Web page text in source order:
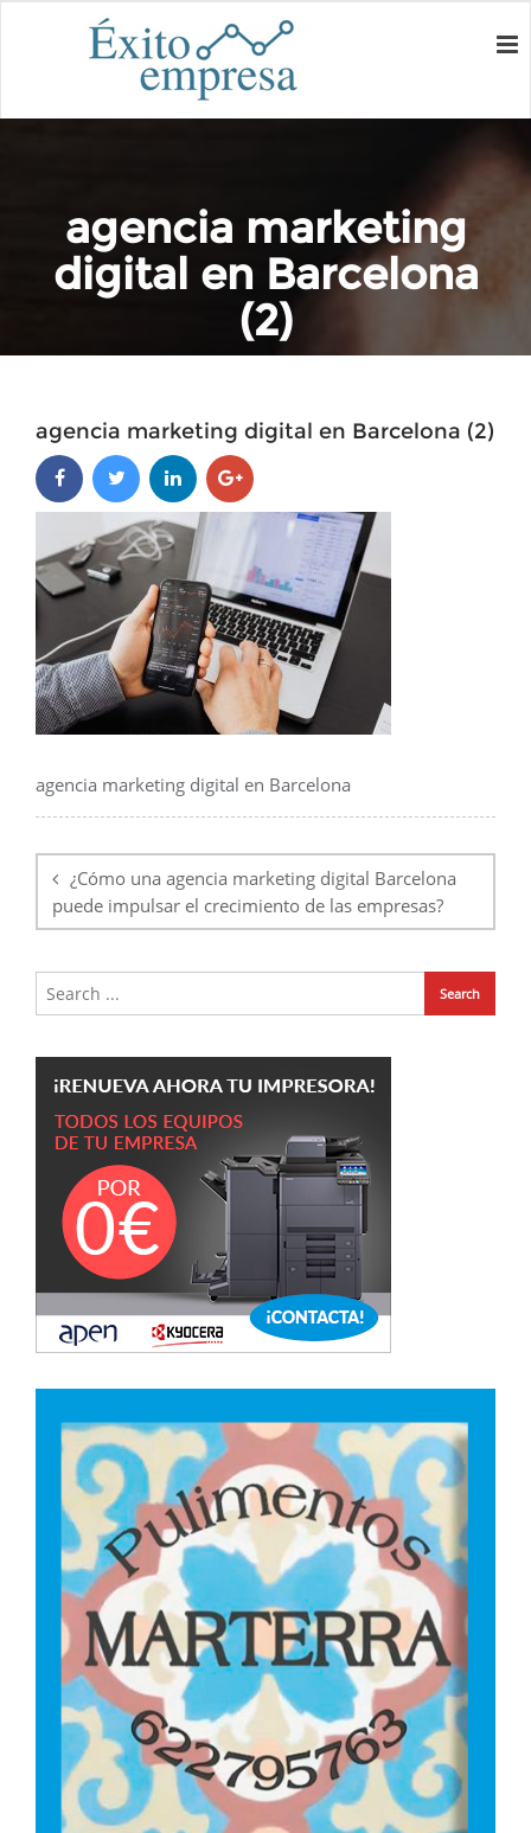
agencia marketing
digital en Barcelona
(2)
Home agencia marketing digital en Barcelona (2)
agencia marketing digital en Barcelona (2)
agencia marketing digital en Barcelona
de
entradas
¿Cómo una agencia marketing digital Barcelona
puede impulsar el crecimiento de las empresas?